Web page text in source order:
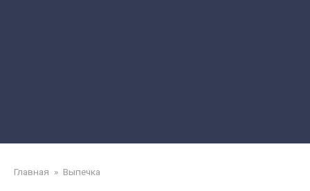
Главная » Выпечка